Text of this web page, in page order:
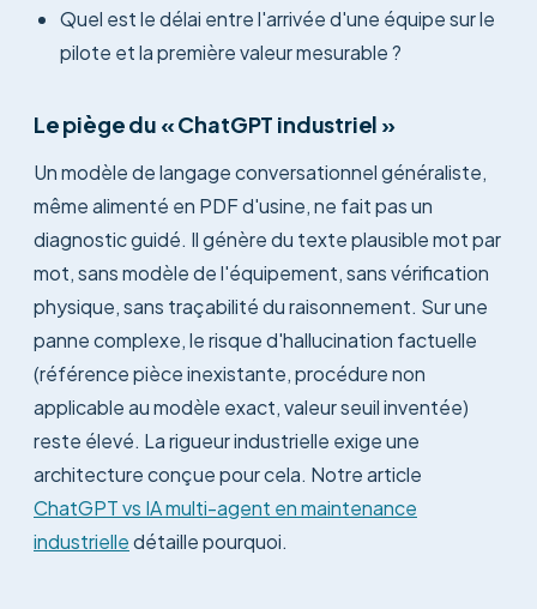
Quel est le délai entre l'arrivée d'une équipe sur le
pilote et la première valeur mesurable ?
Le piège du « ChatGPT industriel »
Un modèle de langage conversationnel généraliste,
même alimenté en PDF d'usine, ne fait pas un
diagnostic guidé. Il génère du texte plausible mot par
mot, sans modèle de l'équipement, sans vérification
physique, sans traçabilité du raisonnement. Sur une
panne complexe, le risque d'hallucination factuelle
(référence pièce inexistante, procédure non
applicable au modèle exact, valeur seuil inventée)
reste élevé. La rigueur industrielle exige une
architecture conçue pour cela. Notre article
ChatGPT vs IA multi-agent en maintenance
industrielledétaille pourquoi.